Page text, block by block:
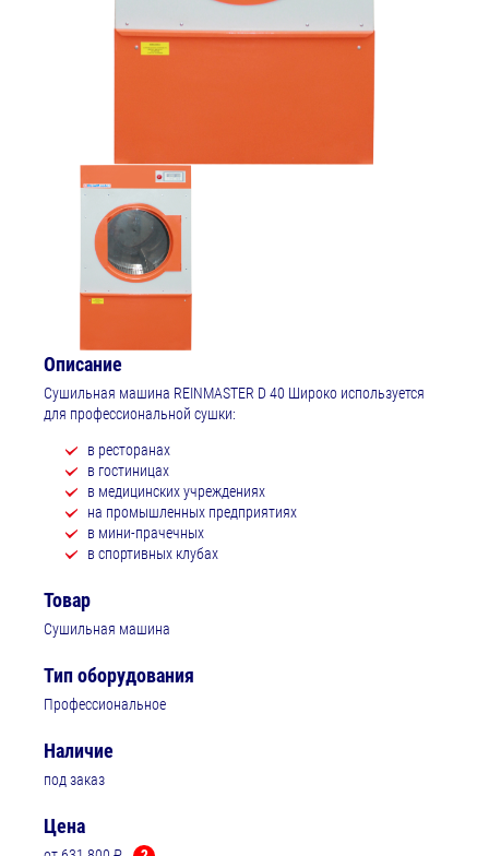
Описание
Сушильная машина REINMASTER D 40 Широко используется
для профессиональной сушки:
в ресторанах
в гостиницах
в медицинских учреждениях
на промышленных предприятиях
в мини-прачечных
в спортивных клубах
Товар
Сушильная машина
Тип оборудования
Профессиональное
Наличие
под заказ
Цена